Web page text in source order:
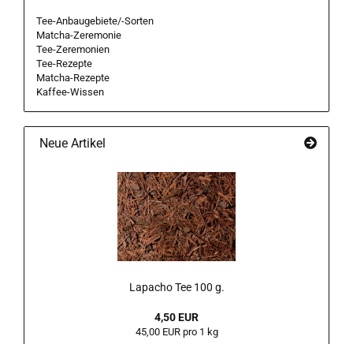
Tee-Anbaugebiete/-Sorten
Matcha-Zeremonie
Tee-Zeremonien
Tee-Rezepte
Matcha-Rezepte
Kaffee-Wissen
Neue Artikel
Lapacho Tee 100 g.
4,50 EUR
45,00 EUR pro 1 kg